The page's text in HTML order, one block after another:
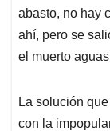
abasto, no hay
ahí, pero se
el muerto
La solución
con la